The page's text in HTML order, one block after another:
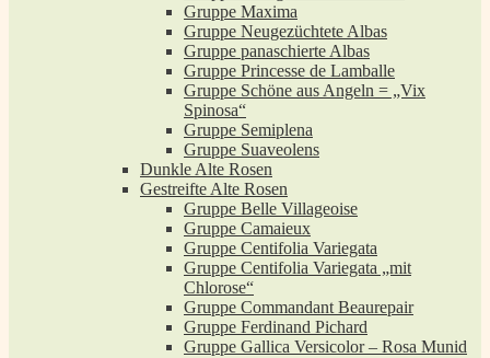
Gruppe Maxima
Gruppe Neugezüchtete Albas
Gruppe panaschierte Albas
Gruppe Princesse de Lamballe
Gruppe Schöne aus Angeln = „Vix
Spinosa“
Gruppe Semiplena
Gruppe Suaveolens
Dunkle Alte Rosen
Gestreifte Alte Rosen
Gruppe Belle Villageoise
Gruppe Camaieux
Gruppe Centifolia Variegata
Gruppe Centifolia Variegata „mit
Chlorose“
Gruppe Commandant Beaurepair
Gruppe Ferdinand Pichard
Gruppe Gallica Versicolor – Rosa Munid